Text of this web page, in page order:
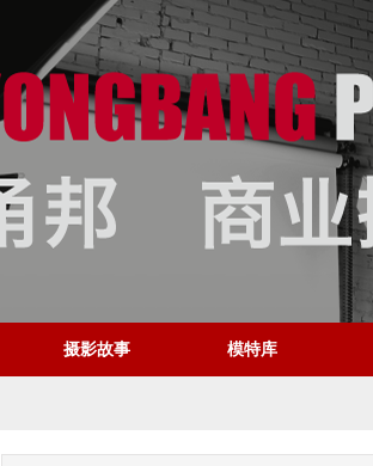
摄影故事 模特库